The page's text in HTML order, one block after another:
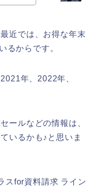
近では、お得な年末
るからです。
年、2022年、
ールなどの情報は、
いるかも♪と思いま
スfor資料請求 ライン